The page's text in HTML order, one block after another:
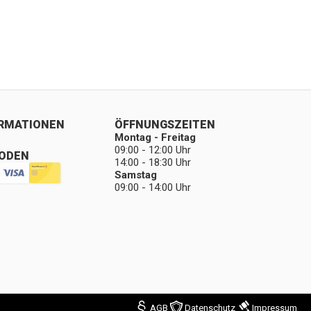
ÖFFNUNGSZEITEN
Montag - Freitag
09:00 - 12:00 Uhr
14:00 - 18:30 Uhr
Samstag
09:00 - 14:00 Uhr
AGB Datenschutz Impressum